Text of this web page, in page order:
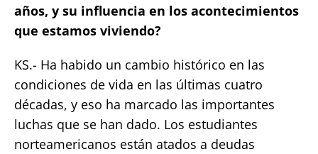
años, y su influencia en los acontecimientos
que estamos viviendo?
KS.- Ha habido un cambio histórico en las
condiciones de vida en las últimas cuatro
décadas, y eso ha marcado las importantes
luchas que se han dado. Los estudiantes
norteamericanos están atados a deudas